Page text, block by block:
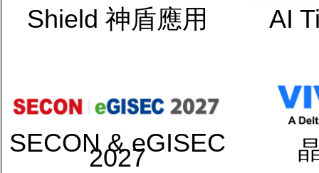
Shield 神盾應用 AI
SECON & eGISEC
2027